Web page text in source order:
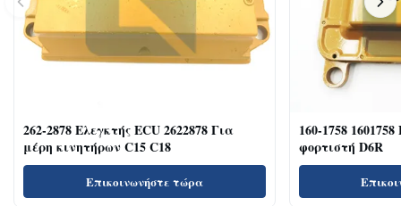
262-2878 Ελεγκτής ECU 2622878 Για
μέρη κινητήρων C15 C18
Επικοινωνήστε τώρα
160-1758
φορτιστή D6R